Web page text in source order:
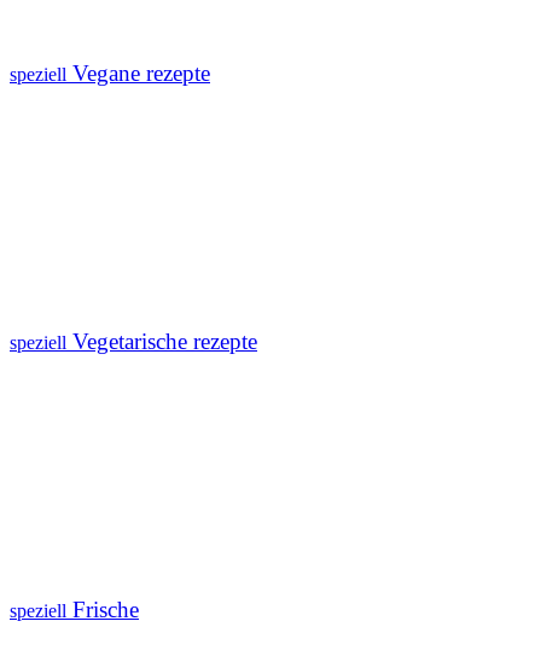
speziell Vegane rezepte
speziell Vegetarische rezepte
speziell Frische